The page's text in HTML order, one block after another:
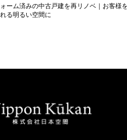
ーム済みの中古戸建を再リノベ｜お客様
る明るい空間に